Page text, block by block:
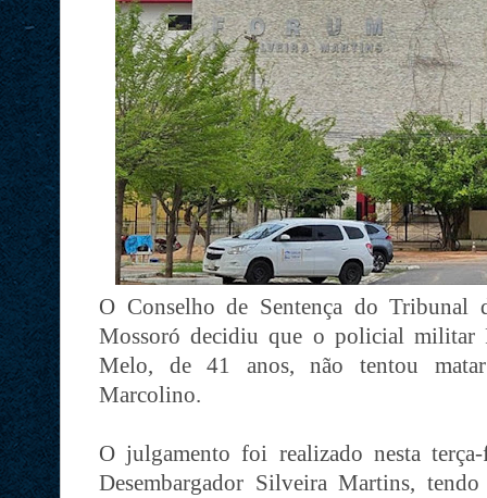
O Conselho de Sentença do Tribunal
Mossoró decidiu que o policial militar
Melo, de 41 anos, não tentou
Marcolino.
O julgamento foi realizado nesta
Desembargador Silveira Martins,